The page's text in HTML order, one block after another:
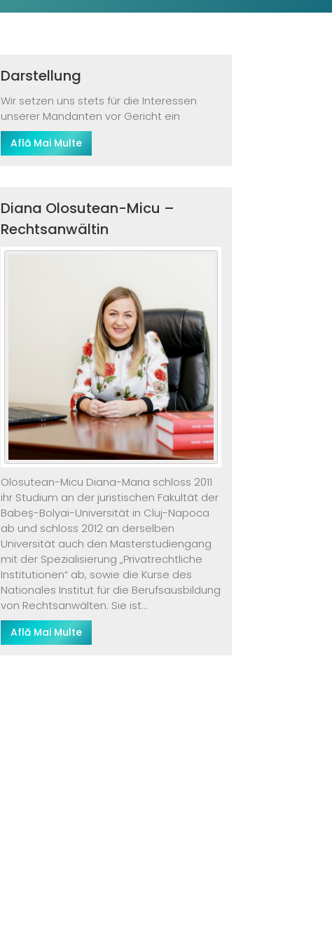
Darstellung
Wir setzen uns stets für die Interessen
unserer Mandanten vor Gericht ein
Află Mai Multe
Diana Olosutean-Micu –
Rechtsanwältin
Olosutean-Micu Diana-Maria schloss 2011
ihr Studium an der juristischen Fakultät der
Babeș-Bolyai-Universität in Cluj-Napoca
ab und schloss 2012 an derselben
Universität auch den Masterstudiengang
mit der Spezialisierung „Privatrechtliche
Institutionen“ ab, sowie die Kurse des
Nationales Institut für die Berufsausbildung
von Rechtsanwälten. Sie ist...
Află Mai Multe